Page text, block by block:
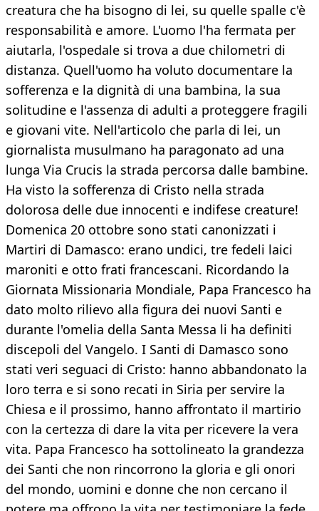
creatura che ha bisogno di lei, su quelle spalle c'è
responsabilità e amore. L'uomo l'ha fermata per
aiutarla, l'ospedale si trova a due chilometri di
distanza. Quell'uomo ha voluto documentare la
sofferenza e la dignità di una bambina, la sua
solitudine e l'assenza di adulti a proteggere fragili
e giovani vite. Nell'articolo che parla di lei, un
giornalista musulmano ha paragonato ad una
lunga Via Crucis la strada percorsa dalle bambine.
Ha visto la sofferenza di Cristo nella strada
dolorosa delle due innocenti e indifese creature!
Domenica 20 ottobre sono stati canonizzati i
Martiri di Damasco: erano undici, tre fedeli laici
maroniti e otto frati francescani. Ricordando la
Giornata Missionaria Mondiale, Papa Francesco ha
dato molto rilievo alla figura dei nuovi Santi e
durante l'omelia della Santa Messa li ha definiti
discepoli del Vangelo. I Santi di Damasco sono
stati veri seguaci di Cristo: hanno abbandonato la
loro terra e si sono recati in Siria per servire la
Chiesa e il prossimo, hanno affrontato il martirio
con la certezza di dare la vita per ricevere la vera
vita. Papa Francesco ha sottolineato la grandezza
dei Santi che non rincorrono la gloria e gli onori
del mondo, uomini e donne che non cercano il